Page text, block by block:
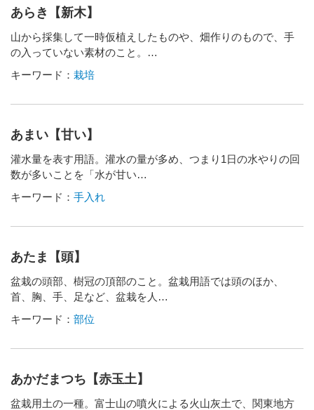
あらき【新木】
山から採集して一時仮植えしたものや、畑作りのもので、手
の入っていない素材のこと。…
キーワード： 栽培
あまい【甘い】
灌水量を表す用語。灌水の量が多め、つまり1日の水やりの回
数が多いことを「水が甘い…
キーワード： 手入れ
あたま【頭】
盆栽の頭部、樹冠の頂部のこと。盆栽用語では頭のほか、
首、胸、手、足など、盆栽を人…
キーワード： 部位
あかだまつち【赤玉土】
盆栽用土の一種。富士山の噴火による火山灰土で、関東地方